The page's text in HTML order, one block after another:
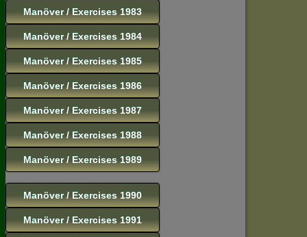
Manöver / Exercises 1983
Manöver / Exercises 1984
Manöver / Exercises 1985
Manöver / Exercises 1986
Manöver / Exercises 1987
Manöver / Exercises 1988
Manöver / Exercises 1989
Manöver / Exercises 1990
Manöver / Exercises 1991